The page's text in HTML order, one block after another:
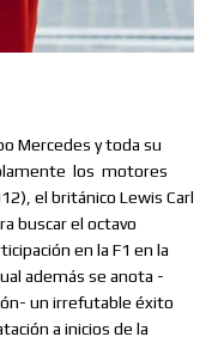
Mercedes y toda su
los motores
el británico Lewis Carl
buscar el octavo
en la F1 en la
además se anota -
un irrefutable éxito
a inicios de la